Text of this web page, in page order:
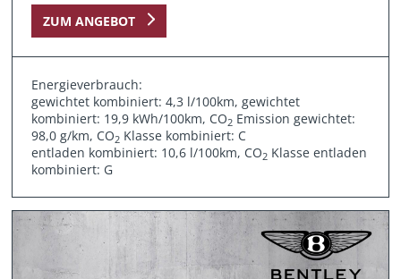
ZUM ANGEBOT
Energieverbrauch:
gewichtet kombiniert: 4,3 l/100km, gewichtet
kombiniert: 19,9 kWh/100km, CO2 Emission gewichtet:
98,0 g/km, CO2 Klasse kombiniert: C
entladen kombiniert: 10,6 l/100km, CO2 Klasse entladen
kombiniert: G